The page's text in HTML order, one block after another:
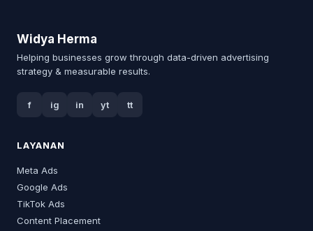
Widya Herma
Helping businesses grow through data-driven advertising
strategy & measurable results.
f ig in yt tt
LAYANAN
Meta Ads
Google Ads
TikTok Ads
Content Placement